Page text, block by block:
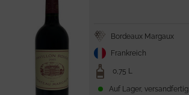
Bordeaux Margaux
Frankreich
0,75 L
Auf Lager, versandfertig